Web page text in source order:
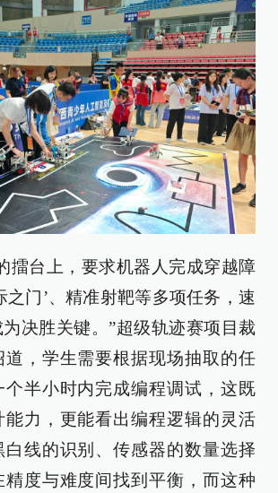
擂台上，要求机器人完成穿越障
之门’、精准射靶等多项任务，速
决胜关键。”超级轨迹赛项目裁
道，学生需要根据现场抽取的任
个半小时内完成编程调试，这既
能力，更能看出编程逻辑的灵活
线的识别、传感器的数量选择
度与难度间找到平衡，而这种